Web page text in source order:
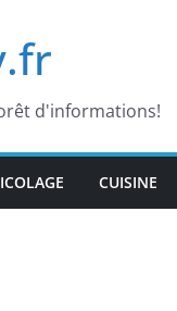
d'informations!
CUISINE